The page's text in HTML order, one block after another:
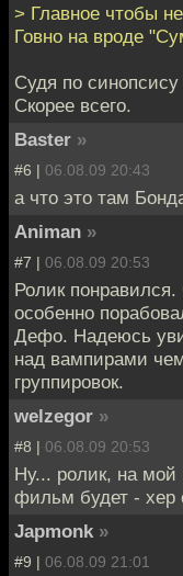
> Главное чтобы
Говно на вроде
Судя по
Скорее всего.
Baster »
#6 | 06.08.09 20:43
а что это там
Animan »
#7 | 06.08.09 20:53
Ролик понравился.
особенно
Дефо. Надеюсь
над вампирами
группировок.
welzegor »
#8 | 06.08.09 20:53
Ну... ролик, на мой
фильм будет - хер
Japmonk »
#9 | 06.08.09 21:01